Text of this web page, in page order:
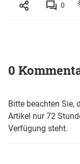
0
0
Bitte beachten Sie,
Artikel nur 72
Verfügung steht.